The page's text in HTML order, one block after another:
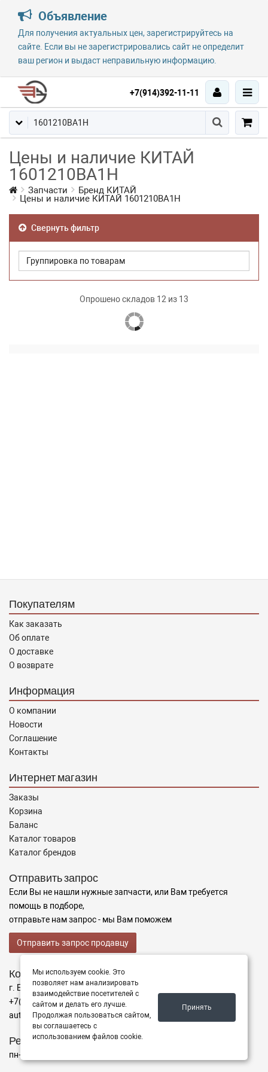
Объявление
Для получения актуальных цен, зарегистрируйтесь на
сайте. Если вы не зарегистрировались сайт не определит
ваш регион и выдаст неправильную информацию.
+7(914)392-11-11
Цены и наличие КИТАЙ
1601210BA1H
Запчасти Бренд КИТАЙ
Цены и наличие КИТАЙ 1601210BA1H
Свернуть фильтр
Опрошено складов 12 из 13
Покупателям
Как заказать
Об оплате
О доставке
О возврате
Информация
О компании
Новости
Соглашение
Контакты
Интернет магазин
Заказы
Корзина
Баланс
Каталог товаров
Каталог брендов
Отправить запрос
Если Вы не нашли нужные запчасти, или Вам требуется
помощь в подборе,
отправьте нам запрос - мы Вам поможем
Отправить запрос продавцу
Контакты
г. Благовещенск ул. Кольцевая 39
+7(914)392-11-11
auto-alliance@internet.ru
Режим работы
пн-пт с 8:30 до 17:30, сб 9:00 до 15:00, вс - выходной
Мы используем cookie. Это
позволяет нам анализировать
взаимодействие посетителей с
сайтом и делать его лучше.
Продолжая пользоваться сайтом,
вы соглашаетесь с
использованием файлов cookie.
Принять